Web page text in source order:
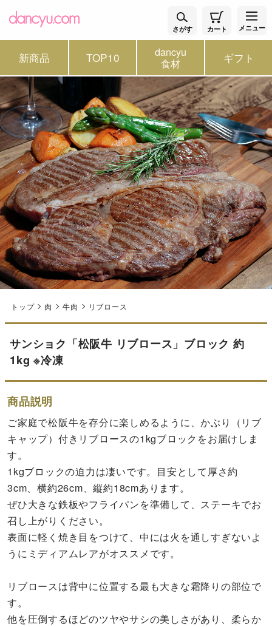
さがす カート メニュー
新商品 TOP10 dancyu
食材 ギフト
トップ 肉 牛肉 リブロース
サンショク「松阪牛 リブロース」ブロック 約
1kg ※冷凍
商品説明
ご家庭で松阪牛を存分に楽しめるように、かぶり（リブ
キャップ）付きリブロースの1kgブロックをお届けしま
す。
1kgブロックの迫力は凄いです。目安として厚さ約
3cm、横約26cm、縦約18cmあります。
ぜひ大きな鉄板やフライパンを準備して、ステーキでお
召し上がりください。
表面に軽く焼き目をつけて、中には火を通しすぎないよ
うにミディアムレアがオススメです。
リブロースは背中に位置する最も大きな霜降りの部位で
す。
他を圧倒するほどのツヤやサシの美しさがあり、柔らか